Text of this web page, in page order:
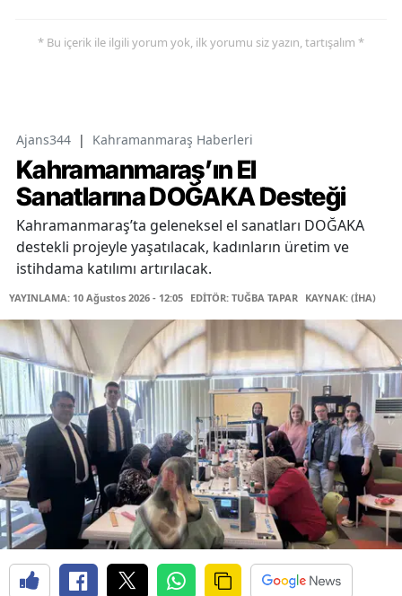
* Bu içerik ile ilgili yorum yok, ilk yorumu siz yazın, tartışalım *
Ajans344 | Kahramanmaraş Haberleri
Kahramanmaraş’ın El
Sanatlarına DOĞAKA Desteği
Kahramanmaraş’ta geleneksel el sanatları DOĞAKA
destekli projeyle yaşatılacak, kadınların üretim ve
istihdama katılımı artırılacak.
YAYINLAMA: 10 Ağustos 2026 - 12:05 EDİTÖR: TUĞBA TAPAR KAYNAK: (İHA)